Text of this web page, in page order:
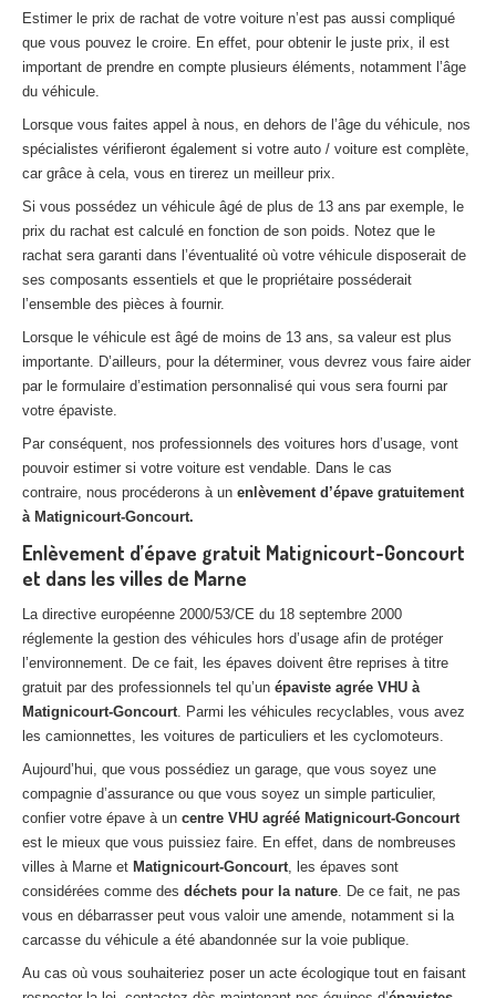
Estimer le prix de rachat de votre voiture n’est pas aussi compliqué
que vous pouvez le croire. En effet, pour obtenir le juste prix, il est
important de prendre en compte plusieurs éléments, notamment l’âge
du véhicule.
Lorsque vous faites appel à nous, en dehors de l’âge du véhicule, nos
spécialistes vérifieront également si votre auto / voiture est complète,
car grâce à cela, vous en tirerez un meilleur prix.
Si vous possédez un véhicule âgé de plus de 13 ans par exemple, le
prix du rachat est calculé en fonction de son poids. Notez que le
rachat sera garanti dans l’éventualité où votre véhicule disposerait de
ses composants essentiels et que le propriétaire posséderait
l’ensemble des pièces à fournir.
Lorsque le véhicule est âgé de moins de 13 ans, sa valeur est plus
importante. D’ailleurs, pour la déterminer, vous devrez vous faire aider
par le formulaire d’estimation personnalisé qui vous sera fourni par
votre épaviste.
Par conséquent, nos professionnels des voitures hors d’usage, vont
pouvoir estimer si votre voiture est vendable. Dans le cas
contraire, nous procéderons à un enlèvement d’épave gratuitement
à Matignicourt-Goncourt.
Enlèvement d’épave gratuit Matignicourt-Goncourt
et dans les villes de Marne
La directive européenne 2000/53/CE du 18 septembre 2000
réglemente la gestion des véhicules hors d’usage afin de protéger
l’environnement. De ce fait, les épaves doivent être reprises à titre
gratuit par des professionnels tel qu’un épaviste agrée VHU à
Matignicourt-Goncourt. Parmi les véhicules recyclables, vous avez
les camionnettes, les voitures de particuliers et les cyclomoteurs.
Aujourd’hui, que vous possédiez un garage, que vous soyez une
compagnie d’assurance ou que vous soyez un simple particulier,
confier votre épave à un centre VHU agréé Matignicourt-Goncourt
est le mieux que vous puissiez faire. En effet, dans de nombreuses
villes à Marne et Matignicourt-Goncourt, les épaves sont
considérées comme des déchets pour la nature. De ce fait, ne pas
vous en débarrasser peut vous valoir une amende, notamment si la
carcasse du véhicule a été abandonnée sur la voie publique.
Au cas où vous souhaiteriez poser un acte écologique tout en faisant